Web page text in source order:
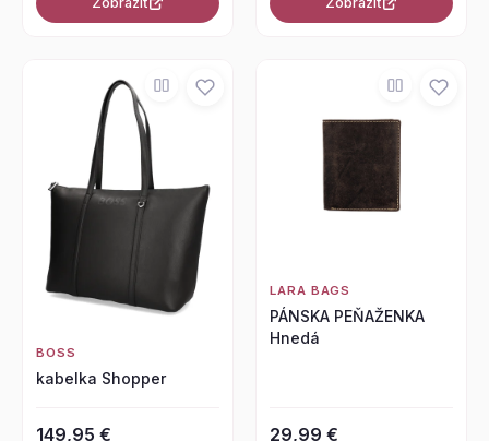
BOSS
kabelka Shopper
149,95 €
LARA BAGS
PÁNSKA PEŇAŽENKA
Hnedá
29,99 €